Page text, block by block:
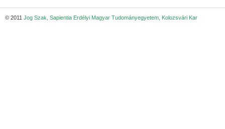
© 2011 Jog Szak, Sapientia Erdélyi Magyar Tudományegyetem, Kolozsvári Kar